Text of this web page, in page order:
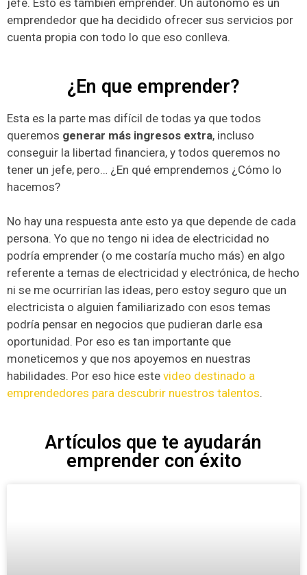
jefe. Esto es también emprender. Un autónomo es un
emprendedor que ha decidido ofrecer sus servicios por
cuenta propia con todo lo que eso conlleva.
¿En que emprender?
Esta es la parte mas difícil de todas ya que todos
queremos generar más ingresos extra, incluso
conseguir la libertad financiera, y todos queremos no
tener un jefe, pero… ¿En qué emprendemos ¿Cómo lo
hacemos?
No hay una respuesta ante esto ya que depende de cada
persona. Yo que no tengo ni idea de electricidad no
podría emprender (o me costaría mucho más) en algo
referente a temas de electricidad y electrónica, de hecho
ni se me ocurrirían las ideas, pero estoy seguro que un
electricista o alguien familiarizado con esos temas
podría pensar en negocios que pudieran darle esa
oportunidad. Por eso es tan importante que
moneticemos y que nos apoyemos en nuestras
habilidades. Por eso hice este video destinado a
emprendedores para descubrir nuestros talentos.
Artículos que te ayudarán
emprender con éxito